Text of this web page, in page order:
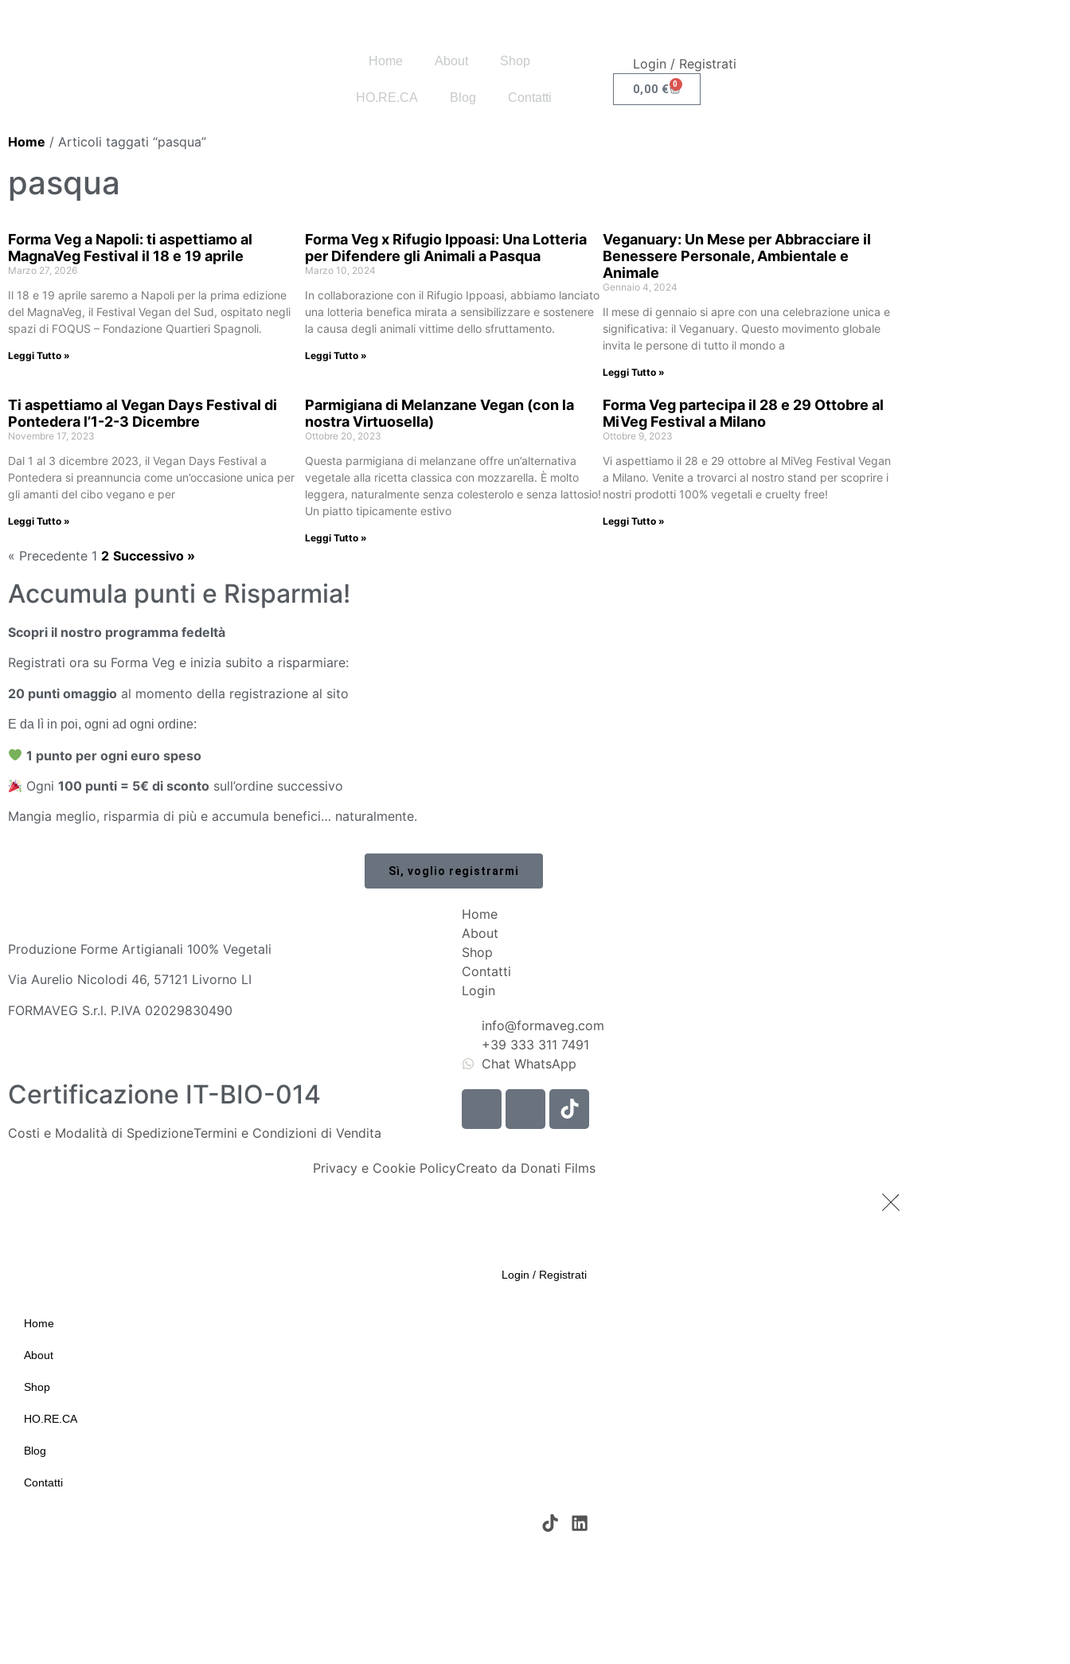
Home About Shop
HO.RE.CA Blog Contatti
Login / Registrati
0,00 € 0
Home / Articoli taggati “pasqua”
pasqua
Forma Veg a Napoli: ti aspettiamo al
MagnaVeg Festival il 18 e 19 aprile
Marzo 27, 2026
Il 18 e 19 aprile saremo a Napoli per la prima edizione
del MagnaVeg, il Festival Vegan del Sud, ospitato negli
spazi di FOQUS – Fondazione Quartieri Spagnoli.
Leggi Tutto »
Forma Veg x Rifugio Ippoasi: Una Lotteria
per Difendere gli Animali a Pasqua
Marzo 10, 2024
In collaborazione con il Rifugio Ippoasi, abbiamo lanciato
una lotteria benefica mirata a sensibilizzare e sostenere
la causa degli animali vittime dello sfruttamento.
Leggi Tutto »
Veganuary: Un Mese per Abbracciare il
Benessere Personale, Ambientale e
Animale
Gennaio 4, 2024
Il mese di gennaio si apre con una celebrazione unica e
significativa: il Veganuary. Questo movimento globale
invita le persone di tutto il mondo a
Leggi Tutto »
Ti aspettiamo al Vegan Days Festival di
Pontedera l’1-2-3 Dicembre
Novembre 17, 2023
Dal 1 al 3 dicembre 2023, il Vegan Days Festival a
Pontedera si preannuncia come un’occasione unica per
gli amanti del cibo vegano e per
Leggi Tutto »
Parmigiana di Melanzane Vegan (con la
nostra Virtuosella)
Ottobre 20, 2023
Questa parmigiana di melanzane offre un’alternativa
vegetale alla ricetta classica con mozzarella. È molto
leggera, naturalmente senza colesterolo e senza lattosio!
Un piatto tipicamente estivo
Leggi Tutto »
Forma Veg partecipa il 28 e 29 Ottobre al
MiVeg Festival a Milano
Ottobre 9, 2023
Vi aspettiamo il 28 e 29 ottobre al MiVeg Festival Vegan
a Milano. Venite a trovarci al nostro stand per scoprire i
nostri prodotti 100% vegetali e cruelty free!
Leggi Tutto »
« Precedente 1 2 Successivo »
Accumula punti e Risparmia!
Scopri il nostro programma fedeltà
Registrati ora su Forma Veg e inizia subito a risparmiare:
20 punti omaggio al momento della registrazione al sito
E da lì in poi, ogni ad ogni ordine:
1 punto per ogni euro speso
Ogni100 punti = 5€ di sconto sull’ordine successivo
Mangia meglio, risparmia di più e accumula benefici… naturalmente.
Sì, voglio registrarmi
Produzione Forme Artigianali 100% Vegetali
Via Aurelio Nicolodi 46, 57121 Livorno LI
FORMAVEG S.r.l. P.IVA 02029830490
Certificazione IT-BIO-014
Costi e Modalità di SpedizioneTermini e Condizioni di Vendita
Home
About
Shop
Contatti
Login
info@formaveg.com
+39 333 311 7491
Chat WhatsApp
Privacy e Cookie PolicyCreato da Donati Films
Login / Registrati
Home
About
Shop
HO.RE.CA
Blog
Contatti